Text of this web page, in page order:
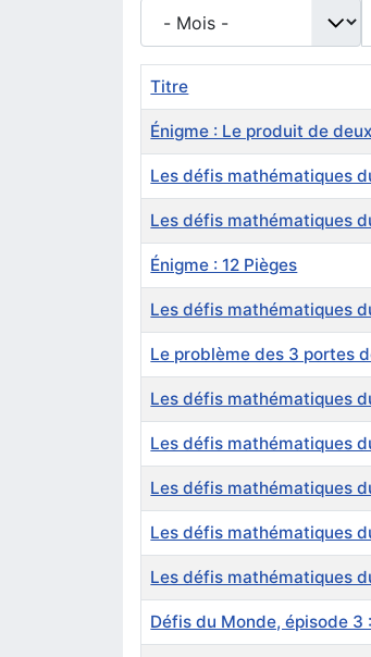
Titre
Énigme : Le produit de
Les défis mathématiques
Les défis mathématiques
Énigme : 12 Pièges
Les défis mathématiques
Le problème des 3 portes
Les défis mathématiques
Les défis mathématiques
Les défis mathématiques
Les défis mathématiques
Les défis mathématiques
Défis du Monde, épisode 3